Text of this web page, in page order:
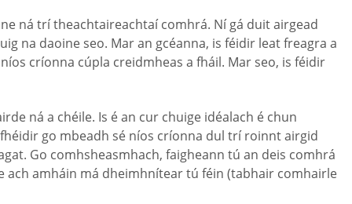
ná trí theachtaireachtaí comhrá. Ní gá duit airgead
na daoine seo. Mar an gcéanna, is féidir leat freagra a
críonna cúpla creidmheas a fháil. Mar seo, is féidir
ná a chéile. Is é an cur chuige idéalach é chun
go mbeadh sé níos críonna dul trí roinnt airgid
Go comhsheasmhach, faigheann tú an deis comhrá
ach amháin má dheimhnítear tú féin (tabhair comhairle